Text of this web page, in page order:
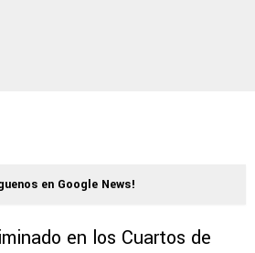
en Google News!
en los Cuartos de